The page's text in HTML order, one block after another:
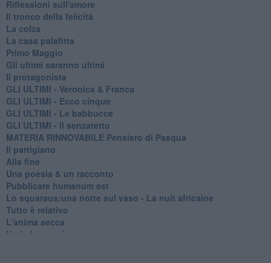
Riflessioni sull'amore
Il tronco della felicità
La colza
La casa palafitta
Primo Maggio
Gli ultimi saranno ultimi
Il protagonista
GLI ULTIMI - Veronica & Franca
GLI ULTIMI - Ecco cinque
GLI ULTIMI - Le babbucce
GLI ULTIMI - Il senzatetto
MATERIA RINNOVABILE Pensiero di Pasqua
Il partigiano
Alla fine
Una poesia & un racconto
Pubblicare humanum est
Lo squaraus:una notte sul vaso - La nuit africaine
Tutto è relativo
L'anima secca
Un bel mortorio